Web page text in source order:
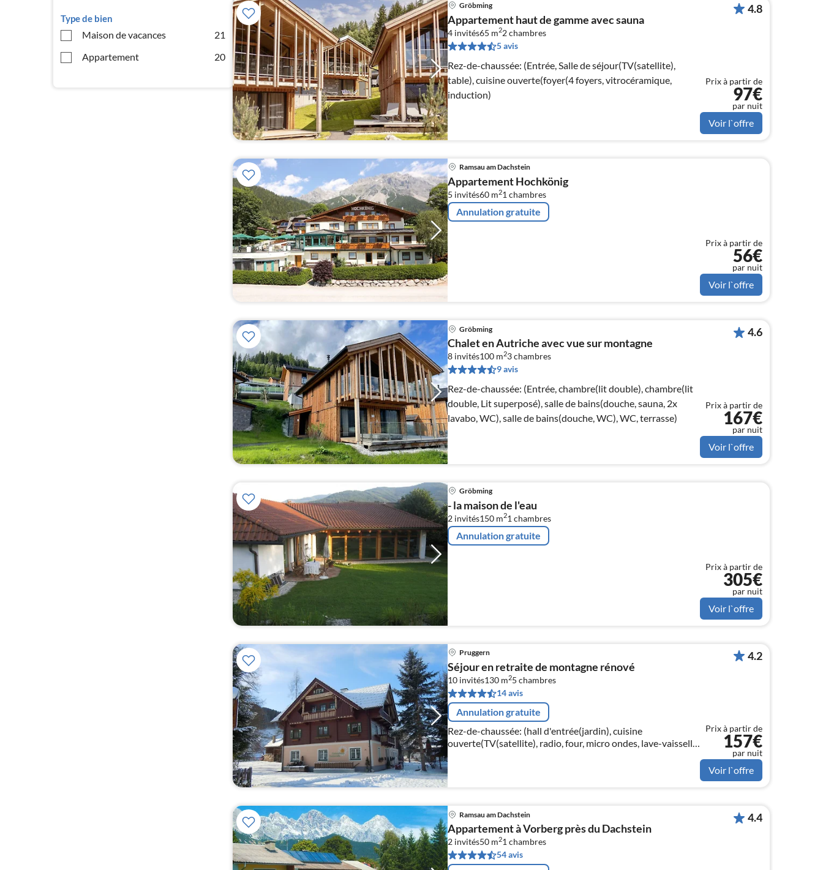
Type de bien
Maison de vacances
21
Appartement
20
Gröbming
Appartement haut de gamme avec sauna
4 invités65 m22chambres
5 avis
Rez-de-chaussée: (Entrée, Salle de séjour(TV(satellite),
table), cuisine ouverte(foyer(4 foyers, vitrocéramique,
induction)
4.8
Prix à partir de
97€
par nuit
Voir l`offre
Ramsau am Dachstein
Appartement Hochkönig
5 invités60 m21 chambres
Annulation gratuite
Prix à partir de
56€
par nuit
Voir l`offre
Gröbming
Chalet en Autriche avec vue sur montagne
8 invités100 m23chambres
9 avis
Rez-de-chaussée: (Entrée, chambre(lit double), chambre(lit
double, Lit superposé), salle de bains(douche, sauna, 2x
lavabo, WC), salle de bains(douche, WC), WC, terrasse)
4.6
Prix à partir de
167€
par nuit
Voir l`offre
Gröbming
- la maison de l'eau
2 invités150 m21 chambres
Annulation gratuite
Prix à partir de
305€
par nuit
Voir l`offre
Pruggern
Séjour en retraite de montagne rénové
10 invités130 m25 chambres
14 avis
Annulation gratuite
Rez-de-chaussée: (hall d'entrée(jardin), cuisine
ouverte(TV(satellite), radio, four, micro ondes, lave-vaisselle
, combinaison réfrigérateur/congélateur), WC(WC))
4.2
Prix à partir de
157€
par nuit
Voir l`offre
Ramsau am Dachstein
Appartement à Vorberg près du Dachstein
2 invités50 m21 chambres
54 avis
4.4